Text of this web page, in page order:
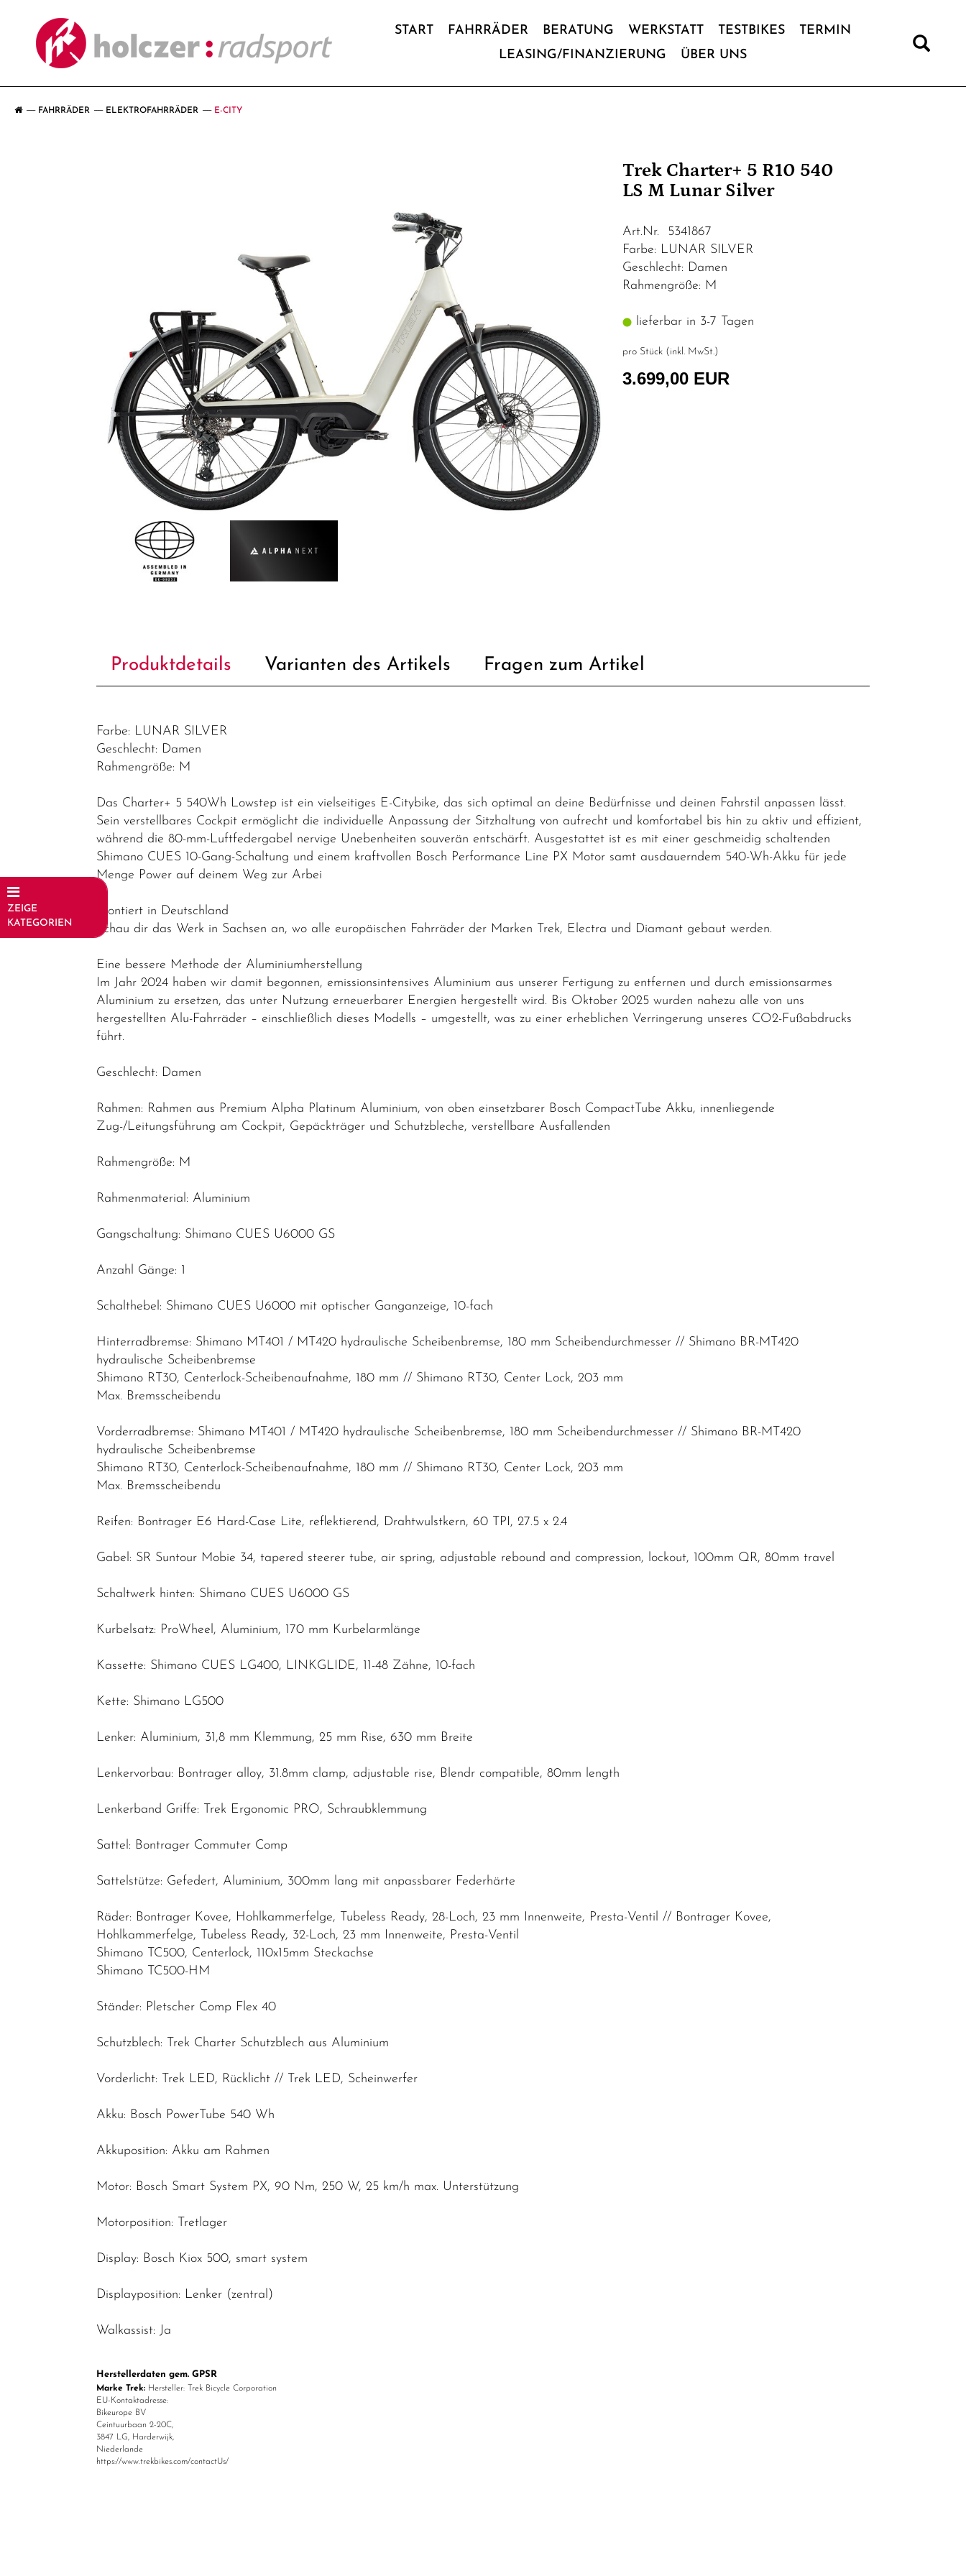
START FAHRRÄDER BERATUNG WERKSTATT TESTBIKES
TERMIN
LEASING/FINANZIERUNG
ÜBER UNS
FAHRRÄDER ELEKTROFAHRRÄDER E-CITY
ZEIGE
KATEGORIEN
Elektrofahrräder
Jugendfahrräder
Mountainbikes
Trek Charter+ 5 R10 540
LS M Lunar Silver
Art.Nr. 5341867
Farbe: LUNAR SILVER
Geschlecht: Damen
Rahmengröße: M
lieferbar in 3-7 Tagen
pro Stück (inkl. MwSt.)
3.699,00 EUR
Produktdetails Varianten des Artikels Fragen zum Artikel
Farbe: LUNAR SILVER
Geschlecht: Damen
Rahmengröße: M
Das Charter+ 5 540Wh Lowstep ist ein vielseitiges E-Citybike, das sich optimal an deine Bedürfnisse und deinen Fahrstil anpassen lässt.
Sein verstellbares Cockpit ermöglicht die individuelle Anpassung der Sitzhaltung von aufrecht und komfortabel bis hin zu aktiv und effizient,
während die 80-mm-Luftfedergabel nervige Unebenheiten souverän entschärft. Ausgestattet ist es mit einer geschmeidig schaltenden
Shimano CUES 10-Gang-Schaltung und einem kraftvollen Bosch Performance Line PX Motor samt ausdauerndem 540-Wh-Akku für jede
Menge Power auf deinem Weg zur Arbei
Montiert in Deutschland
Schau dir das Werk in Sachsen an, wo alle europäischen Fahrräder der Marken Trek, Electra und Diamant gebaut werden.
Eine bessere Methode der Aluminiumherstellung
Im Jahr 2024 haben wir damit begonnen, emissionsintensives Aluminium aus unserer Fertigung zu entfernen und durch emissionsarmes
Aluminium zu ersetzen, das unter Nutzung erneuerbarer Energien hergestellt wird. Bis Oktober 2025 wurden nahezu alle von uns
hergestellten Alu-Fahrräder – einschließlich dieses Modells – umgestellt, was zu einer erheblichen Verringerung unseres CO2-Fußabdrucks
führt.
Geschlecht: Damen
Rahmen: Rahmen aus Premium Alpha Platinum Aluminium, von oben einsetzbarer Bosch CompactTube Akku, innenliegende
Zug-/Leitungsführung am Cockpit, Gepäckträger und Schutzbleche, verstellbare Ausfallenden
Rahmengröße: M
Rahmenmaterial: Aluminium
Gangschaltung: Shimano CUES U6000 GS
Anzahl Gänge: 1
Schalthebel: Shimano CUES U6000 mit optischer Ganganzeige, 10-fach
Hinterradbremse: Shimano MT401 / MT420 hydraulische Scheibenbremse, 180 mm Scheibendurchmesser // Shimano BR-MT420
hydraulische Scheibenbremse
Shimano RT30, Centerlock-Scheibenaufnahme, 180 mm // Shimano RT30, Center Lock, 203 mm
Max. Bremsscheibendu
Vorderradbremse: Shimano MT401 / MT420 hydraulische Scheibenbremse, 180 mm Scheibendurchmesser // Shimano BR-MT420
hydraulische Scheibenbremse
Shimano RT30, Centerlock-Scheibenaufnahme, 180 mm // Shimano RT30, Center Lock, 203 mm
Max. Bremsscheibendu
Reifen: Bontrager E6 Hard-Case Lite, reflektierend, Drahtwulstkern, 60 TPI, 27.5 x 2.4
Gabel: SR Suntour Mobie 34, tapered steerer tube, air spring, adjustable rebound and compression, lockout, 100mm QR, 80mm travel
Schaltwerk hinten: Shimano CUES U6000 GS
Kurbelsatz: ProWheel, Aluminium, 170 mm Kurbelarmlänge
Kassette: Shimano CUES LG400, LINKGLIDE, 11-48 Zähne, 10-fach
Kette: Shimano LG500
Lenker: Aluminium, 31,8 mm Klemmung, 25 mm Rise, 630 mm Breite
Lenkervorbau: Bontrager alloy, 31.8mm clamp, adjustable rise, Blendr compatible, 80mm length
Lenkerband Griffe: Trek Ergonomic PRO, Schraubklemmung
Sattel: Bontrager Commuter Comp
Sattelstütze: Gefedert, Aluminium, 300mm lang mit anpassbarer Federhärte
Räder: Bontrager Kovee, Hohlkammerfelge, Tubeless Ready, 28-Loch, 23 mm Innenweite, Presta-Ventil // Bontrager Kovee,
Hohlkammerfelge, Tubeless Ready, 32-Loch, 23 mm Innenweite, Presta-Ventil
Shimano TC500, Centerlock, 110x15mm Steckachse
Shimano TC500-HM
Ständer: Pletscher Comp Flex 40
Schutzblech: Trek Charter Schutzblech aus Aluminium
Vorderlicht: Trek LED, Rücklicht // Trek LED, Scheinwerfer
Akku: Bosch PowerTube 540 Wh
Akkuposition: Akku am Rahmen
Motor: Bosch Smart System PX, 90 Nm, 250 W, 25 km/h max. Unterstützung
Motorposition: Tretlager
Display: Bosch Kiox 500, smart system
Displayposition: Lenker (zentral)
Walkassist: Ja
Herstellerdaten gem. GPSR
Marke Trek: Hersteller: Trek Bicycle Corporation
EU-Kontaktadresse:
Bikeurope BV
Ceintuurbaan 2-20C,
3847 LG, Harderwijk,
Niederlande
https://www.trekbikes.com/contactUs/